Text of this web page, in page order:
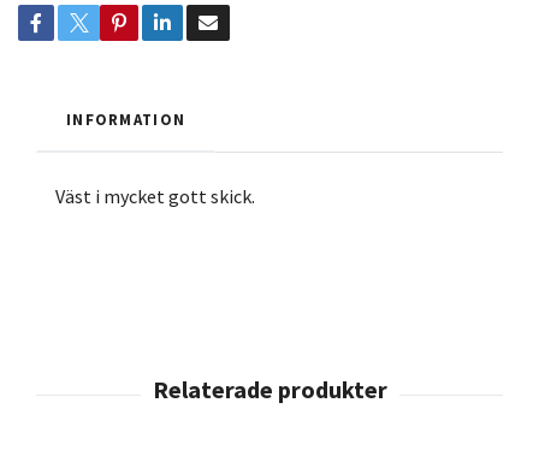
INFORMATION
Väst i mycket gott skick.